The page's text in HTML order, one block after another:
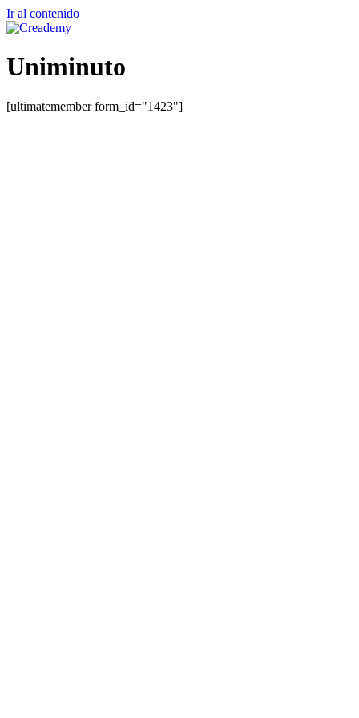
Ir al contenido
Uniminuto
[ultimatemember form_id="1423"]